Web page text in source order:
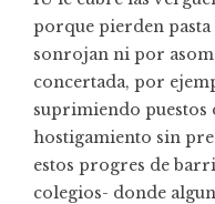
porque pierden pasta
sonrojan ni por
concertada, por
suprimiendo puestos
hostigamiento sin
estos progres de
colegios- donde